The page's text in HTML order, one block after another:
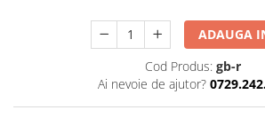
ADAUGA
Cod Produs: gb-r
Ai nevoie de ajutor?